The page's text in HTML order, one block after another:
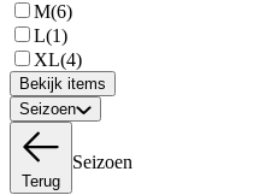
M(6)
L(1)
XL(4)
Bekijk items
Seizoen
Terug
Seizoen